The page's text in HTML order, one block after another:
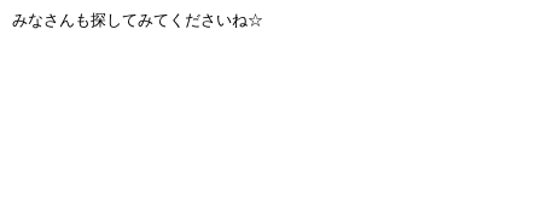
みなさんも探してみてくださいね☆